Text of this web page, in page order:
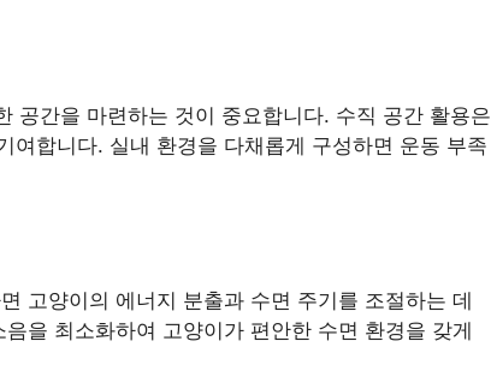
공간을 마련하는 것이 중요합니다. 수직 공간 활용은
여합니다. 실내 환경을 다채롭게 구성하면 운동 부족
고양이의 에너지 분출과 수면 주기를 조절하는 데
을 최소화하여 고양이가 편안한 수면 환경을 갖게